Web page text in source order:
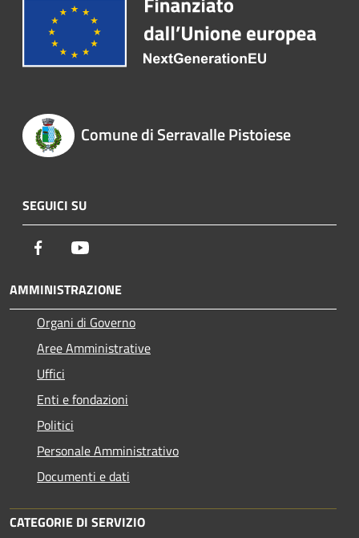
Comune di Serravalle Pistoiese
SEGUICI SU
Facebook
AMMINISTRAZIONE
Organi di Governo
Aree Amministrative
Uffici
Enti e fondazioni
Politici
Personale Amministrativo
Documenti e dati
CATEGORIE DI SERVIZIO